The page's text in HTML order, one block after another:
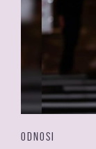
ODNOSI